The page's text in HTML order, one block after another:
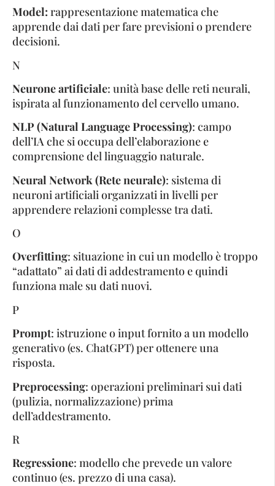
Model: rappresentazione matematica che
apprende dai dati per fare previsioni o prendere
decisioni.
N
Neurone artificiale: unità base delle reti neurali,
ispirata al funzionamento del cervello umano.
NLP (Natural Language Processing): campo
dell’IA che si occupa dell’elaborazione e
comprensione del linguaggio naturale.
Neural Network (Rete neurale): sistema di
neuroni artificiali organizzati in livelli per
apprendere relazioni complesse tra dati.
O
Overfitting: situazione in cui un modello è troppo
“adattato” ai dati di addestramento e quindi
funziona male su dati nuovi.
P
Prompt: istruzione o input fornito a un modello
generativo (es. ChatGPT) per ottenere una
risposta.
Preprocessing: operazioni preliminari sui dati
(pulizia, normalizzazione) prima
dell’addestramento.
R
Regressione: modello che prevede un valore
continuo (es. prezzo di una casa).